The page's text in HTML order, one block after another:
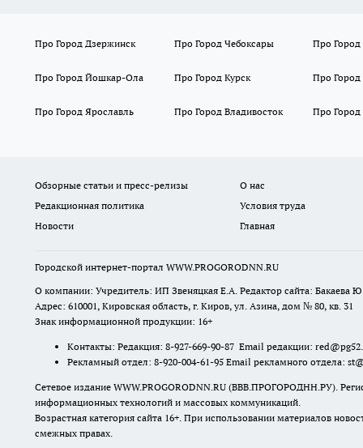
Про Город Дзержинск Про Город Чебоксары Про Город
Про Город Йошкар-Ола Про Город Курск Про
Про Город Ярославль Про Город Владивосток Про Город
Обзорные статьи и пресс-релизы
О нас
Редакционная политика
Условия труда
Новости
Главная
Городской интернет-портал WWW.PROGORODNN.RU
О компании: Учредитель: ИП Звеняцкая Е.А. Редактор сайта: Бакаева
Адрес: 610001, Кировская область, г. Киров, ул. Азина, дом № 80, кв. 31
Знак информационной продукции: 16+
Контакты: Редакция: 8-927-669-90-87 Email редакции:
Рекламный отдел: 8-920-004-61-95 Email рекламного отдела:
Сетевое издание WWW.PROGORODNN.RU (ВВВ.ПРОГОРОДНН.РУ).
информационных технологий и массовых коммуникаций.
Возрастная категория сайта 16+. При использовании материалов
смежных правах.